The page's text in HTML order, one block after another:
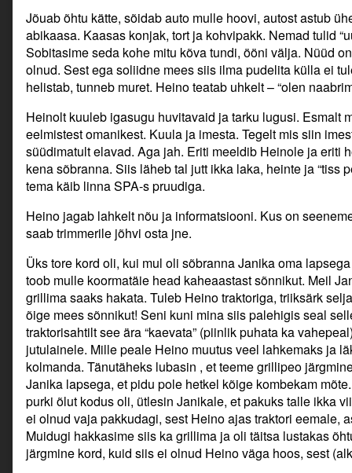
Jõuab õhtu kätte, sõidab auto mulle hoovi, autost astub
abikaasa. Kaasas konjak, tort ja kohvipakk. Nemad tulid
Sobitasime seda kohe mitu kõva tundi, ööni välja. Nüüd
olnud. Sest ega soliidne mees siis ilma pudelita külla ei
helistab, tunneb muret. Heino teatab uhkelt – “olen
Heinolt kuuleb igasugu huvitavaid ja tarku lugusi. Esmalt
eelmistest omanikest. Kuula ja imesta. Tegelt mis siin
süüdimatult elavad. Aga jah. Eriti meeldib Heinole ja eriti
kena sõbranna. Siis läheb tal jutt ikka laka, heinte ja “tiss
tema käib linna SPA-s pruudiga.
Heino jagab lahkelt nõu ja informatsiooni. Kus on
saab trimmerile jõhvi osta jne.
Üks tore kord oli, kui mul oli sõbranna Janika oma
toob mulle koormatäie head kaheaastast sõnnikut. Meil
grillima saaks hakata. Tuleb Heino traktoriga, triiksärk
õige mees sõnnikut! Seni kuni mina siis palehigis seal
traktorisahtilt see ära “kaevata” (piinlik puhata ka
jutulainele. Mille peale Heino muutus veel lahkemaks ja
kolmanda. Tänutäheks lubasin , et teeme grillipeo
Janika lapsega, et pidu pole hetkel kõige kombekam
purki õlut kodus oli, ütlesin Janikale, et pakuks talle ikka
ei olnud vaja pakkudagi, sest Heino ajas traktori eemale,
Muidugi hakkasime siis ka grillima ja oli täitsa lustakas
järgmine kord, kuid siis ei olnud Heino väga hoos, sest